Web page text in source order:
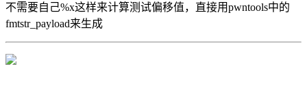
不需要自己%x这样来计算测试偏移值，直接用pwntools中的
fmtstr_payload来生成